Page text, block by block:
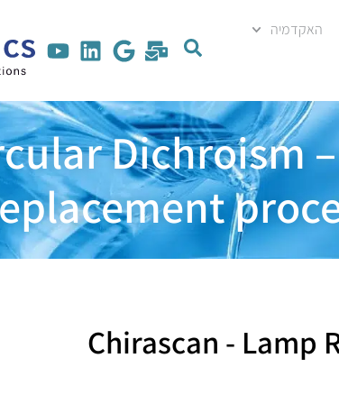
האקדמיה
Dichroism
Chirascan - Lamp